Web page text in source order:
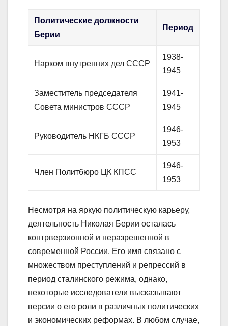
Политические должности
Берии
Период
Нарком внутренних дел СССР
1938-
1945
Заместитель председателя
Совета министров СССР
1941-
1945
Руководитель НКГБ СССР
1946-
1953
Член Политбюро ЦК КПСС
1946-
1953
Несмотря на яркую политическую карьеру,
деятельность Николая Берии осталась
контрверзионной и неразрешенной в
современной России. Его имя связано с
множеством преступлений и репрессий в
период сталинского режима, однако,
некоторые исследователи высказывают
версии о его роли в различных политических
и экономических реформах. В любом случае,